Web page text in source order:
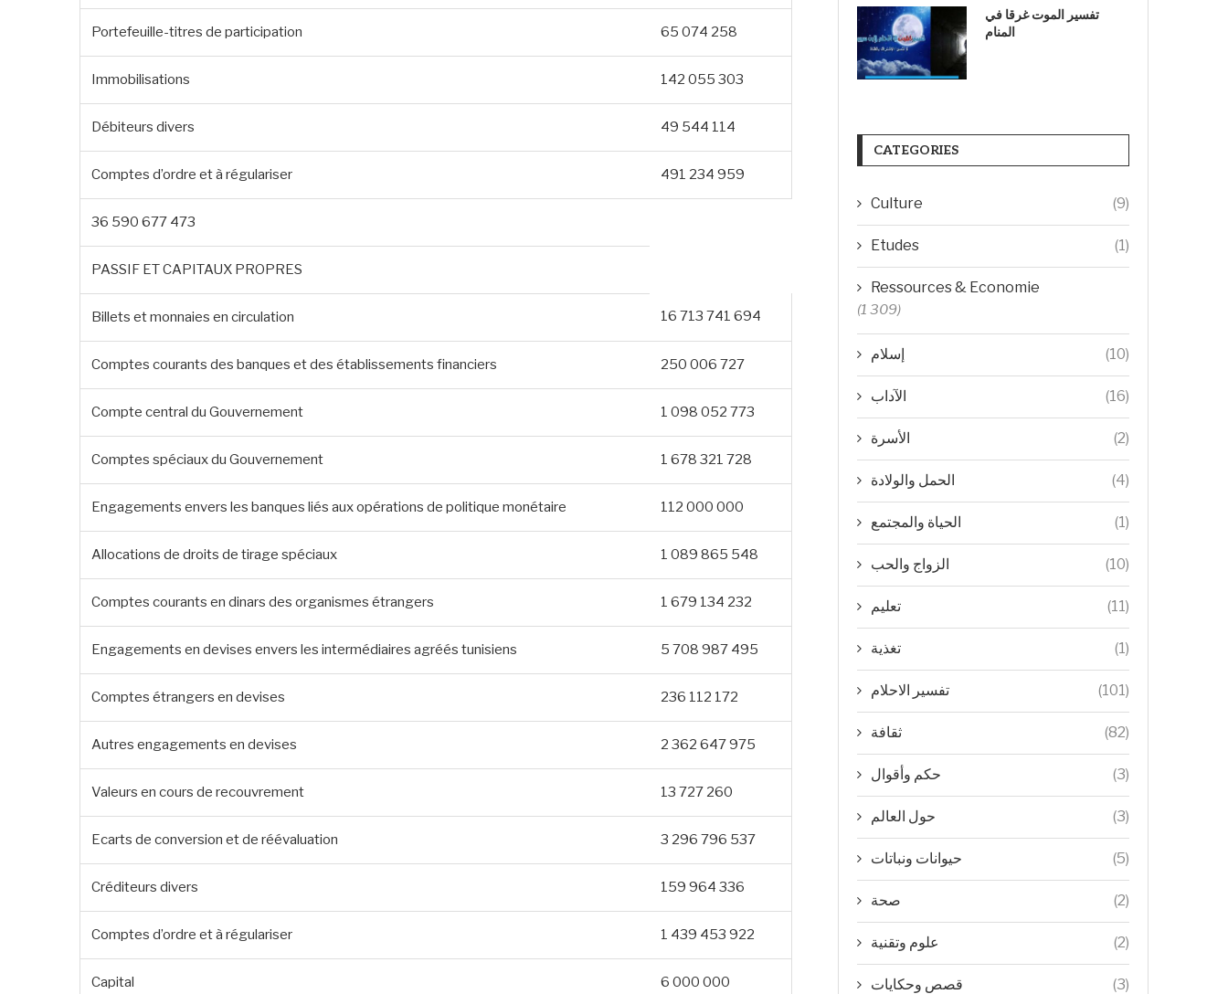
Portefeuille-titres de participation 65 074 258
Immobilisations 142 055 303
Débiteurs divers 49 544 114
Comptes d’ordre et à régulariser 491 234 959
36 590 677 473
PASSIF ET CAPITAUX PROPRES
Billets et monnaies en circulation 16 713 741 694
Comptes courants des banques et des établissements financiers 250 006 727
Compte central du Gouvernement 1 098 052 773
Comptes spéciaux du Gouvernement 1 678 321 728
Engagements envers les banques liés aux opérations de politique monétaire 112 000 000
Allocations de droits de tirage spéciaux 1 089 865 548
Comptes courants en dinars des organismes étrangers 1 679 134 232
Engagements en devises envers les intermédiaires agréés tunisiens 5 708 987 495
Comptes étrangers en devises 236 112 172
Autres engagements en devises 2 362 647 975
Valeurs en cours de recouvrement 13 727 260
Ecarts de conversion et de réévaluation 3 296 796 537
Créditeurs divers 159 964 336
Comptes d’ordre et à régulariser 1 439 453 922
Capital 6 000 000
تفسير الموت غرقا في
المنام
CATEGORIES
Culture (9)
Etudes (1)
Ressources & Economie
(1 309)
إسلام (10)
الآداب (16)
الأسرة (2)
الحمل والولادة (4)
الحياة والمجتمع (1)
الزواج والحب (10)
تعليم (11)
تغذية (1)
تفسير الاحلام (101)
ثقافة (82)
حكم وأقوال (3)
حول العالم (3)
حيوانات ونباتات (5)
صحة (2)
علوم وتقنية (2)
قصص وحكايات (3)